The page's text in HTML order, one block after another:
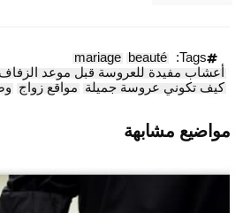
Tags:
beauté
mariage
أعشاب مفيدة للعروسة قبل موعد الزفاف
كيف تكوني عروسة جميلة مواقع زواج
مواضيع مشابهة